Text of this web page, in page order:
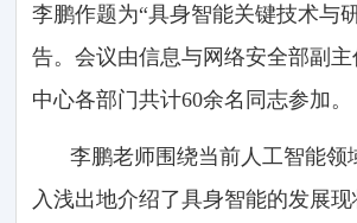
李鹏作题为“具身智能关键技术与
告。会议由信息与网络安全部副主
中心各部门共计60余名同志参加。
李鹏老师围绕当前人工智能领
入浅出地介绍了具身智能的发展